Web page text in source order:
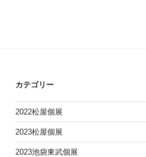
カテゴリー
2022松屋個展
2023松屋個展
2023池袋東武個展